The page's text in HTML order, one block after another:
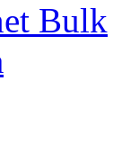
Bulk